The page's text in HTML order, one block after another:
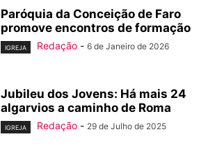
Paróquia da Conceição de Faro
promove encontros de formação
IGREJA Redação - 6 de Janeiro de 2026
Jubileu dos Jovens: Há mais 24
algarvios a caminho de Roma
IGREJA Redação - 29 de Julho de 2025